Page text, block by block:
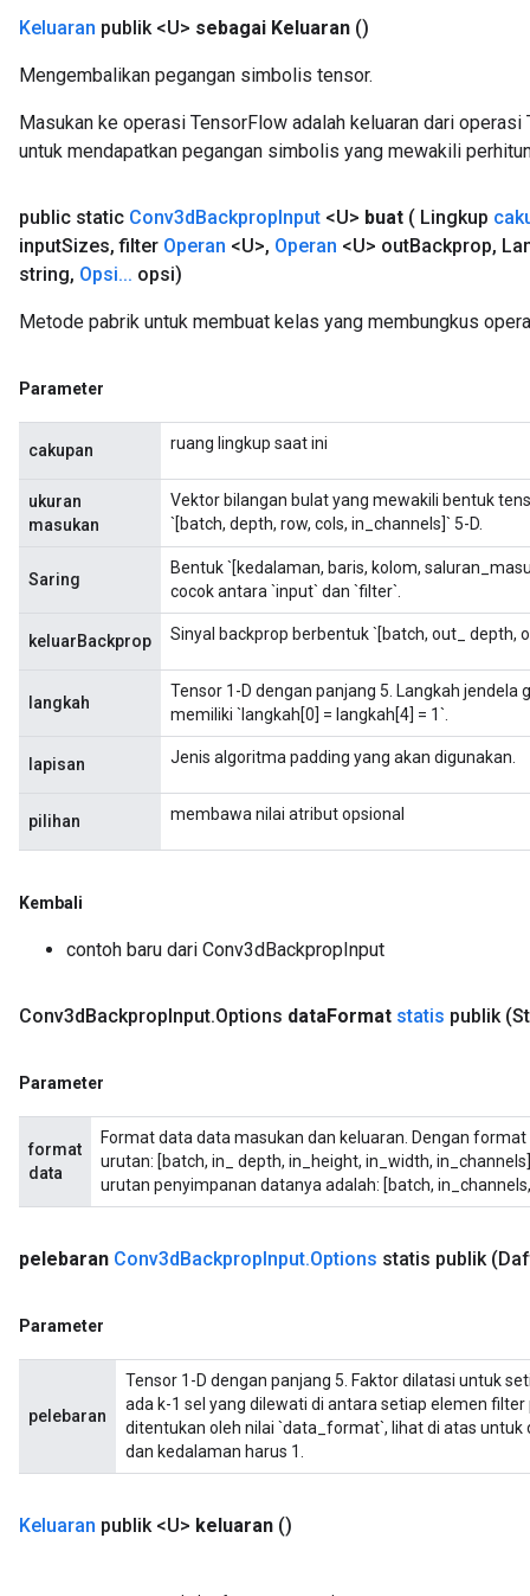
Keluaran publik <U> sebagai Keluaran ()
Mengembalikan pegangan simbolis tensor.
Masukan ke operasi TensorFlow adalah keluaran dari
untuk mendapatkan pegangan simbolis yang mewakili
public static Conv3dBackpropInput <U> buat ( Lingkup
inputSizes, filter Operan <U>, Operan <U> outBackprop,
string, Opsi... opsi)
Metode pabrik untuk membuat kelas yang membungkus
Parameter
cakupan ruang lingkup saat ini
ukuran
masukan
Vektor bilangan bulat yang mewakili bentuk
`[batch, depth, row, cols, in_channels]` 5-D.
Saring
Bentuk `[kedalaman, baris, kolom,
cocok antara `input` dan `filter`.
keluarBackprop Sinyal backprop berbentuk `[batch, out_ depth,
langkah
Tensor 1-D dengan panjang 5. Langkah jendela
memiliki `langkah[0] = langkah[4] = 1`.
lapisan Jenis algoritma padding yang akan digunakan.
pilihan membawa nilai atribut opsional
Kembali
contoh baru dari Conv3dBackpropInput
Conv3dBackpropInput.Options dataFormat statis publik
Parameter
format
data
Format data data masukan dan keluaran. Dengan
urutan: [batch, in_ depth, in_height, in_width,
urutan penyimpanan datanya adalah: [batch,
pelebaran Conv3dBackpropInput.Options statis publik
Parameter
pelebaran
Tensor 1-D dengan panjang 5. Faktor dilatasi untuk
ada k-1 sel yang dilewati di antara setiap elemen
ditentukan oleh nilai `data_format`, lihat di atas
dan kedalaman harus 1.
Keluaran publik <U> keluaran ()